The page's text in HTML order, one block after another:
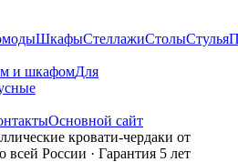
ШкафыСтеллажиСтолыСтулья
и шкафомДля
Основной сайт
кровати-чердаки от
всей России · Гарантия 5 лет